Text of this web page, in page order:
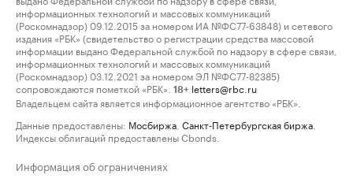
информационных технологий и массовых коммуникаций
(Роскомнадзор) 09.12.2015 за номером ИА №ФС77-63848) и сетевого
издания «РБК» (свидетельство о регистрации средства массовой
информации выдано Федеральной службой по надзору в сфере связи,
информационных технологий и массовых коммуникаций
(Роскомнадзор) 03.12.2021 за номером ЭЛ №ФС77-82385)
сопровождаются пометкой «РБК».
18+ letters@rbc.ru
Владельцем сайта является информационное агентство «РБК».
Данные предоставлены: Мосбиржа Санкт-Петербургская биржа
Индексы облигаций предоставлены Cbonds.
Информация об ограничениях